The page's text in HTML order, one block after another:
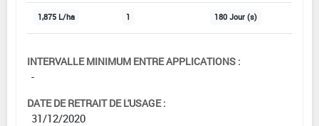
1,875 L/ha 1 180 Jour (s)
INTERVALLE MINIMUM ENTRE APPLICATIONS :
-
DATE DE RETRAIT DE L'USAGE :
31/12/2020